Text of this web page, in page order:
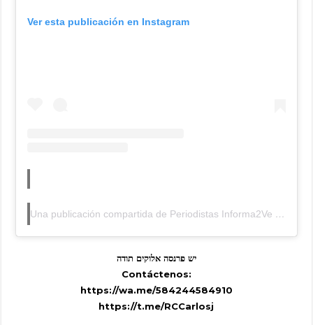
Ver esta publicación en Instagram
Una publicación compartida de Periodistas Informa2Ve (Alterna) (@periodistasinforma2ve)
יש פרנסה אלוקים תודה
Contáctenos:
https://wa.me/584244584910
https://t.me/RCCarlosj